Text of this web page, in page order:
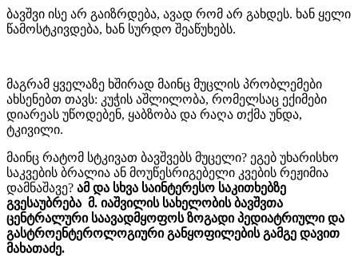
ბავშვი ისე არ გაიზრდება, ავად რომ არ გახდეს. ხან ყელი
წამოსტკივდება, ხან სურდო შეაწუხებს.
მაგრამ ყველაზე ხშირად მაინც მუცლის პრობლემები
ახსენებთ თავს: კუჭის აშლილობა, რომელსაც ექიმები
დიარეას უწოდებენ, ყაბზობა და რაღა თქმა უნდა,
ტკივილი.
მაინც რატომ სტკივათ ბავშვებს მუცელი? ეგებ უხარისხო
საკვების ბრალია ან მოუწესრიგებელი კვების რეჟიმია
დამნაშავე? ამ და სხვა საინტერესო საკითხებზე
გვესაუბრება მ. იაშვილის სახელობის ბავშვთა
ცენტრალური საავადმყოფოს ზოგადი პედიატრიული და
გასტროენტეროლოგიური განყოფილების გამგე დავით
მახათაძე.